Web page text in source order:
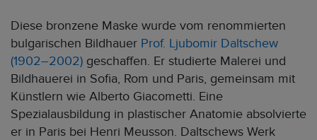
Diese bronzene Maske wurde vom renommierten
bulgarischen Bildhauer Prof. Ljubomir Daltschew
(1902–2002) geschaffen. Er studierte Malerei und
Bildhauerei in Sofia, Rom und Paris, gemeinsam mit
Künstlern wie Alberto Giacometti. Eine
Spezialausbildung in plastischer Anatomie absolvierte
er in Paris bei Henri Meusson. Daltschews Werk